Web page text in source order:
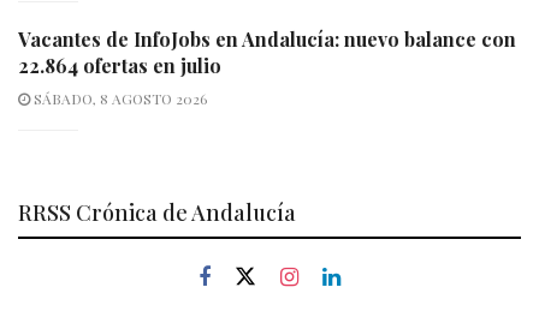
Vacantes de InfoJobs en Andalucía: nuevo balance con
22.864 ofertas en julio
SÁBADO, 8 AGOSTO 2026
RRSS Crónica de Andalucía